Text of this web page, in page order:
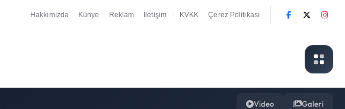
Hakkımızda Künye Reklam İletişim KVKK Çerez Politikası
Video Galeri